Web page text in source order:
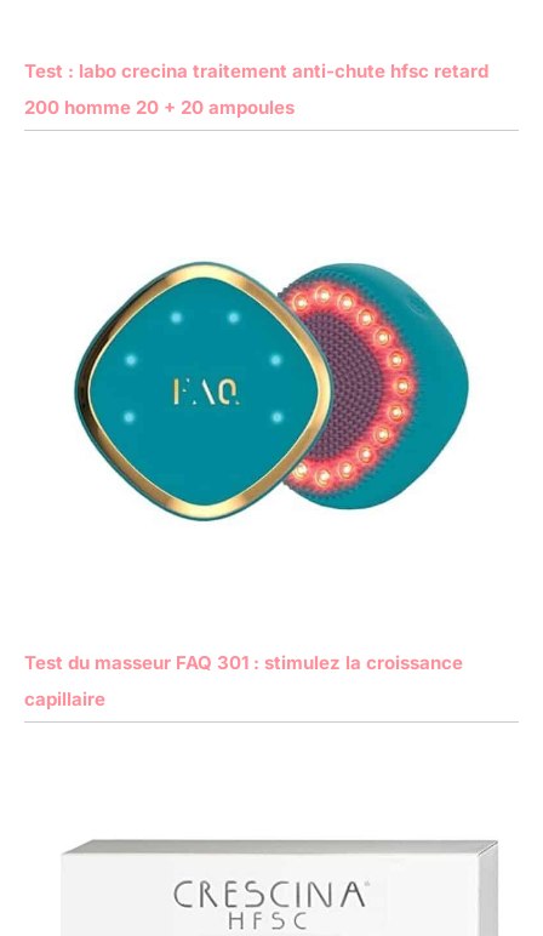
Test : labo crecina traitement anti-chute hfsc retard
200 homme 20 + 20 ampoules
Test du masseur FAQ 301 : stimulez la croissance
capillaire